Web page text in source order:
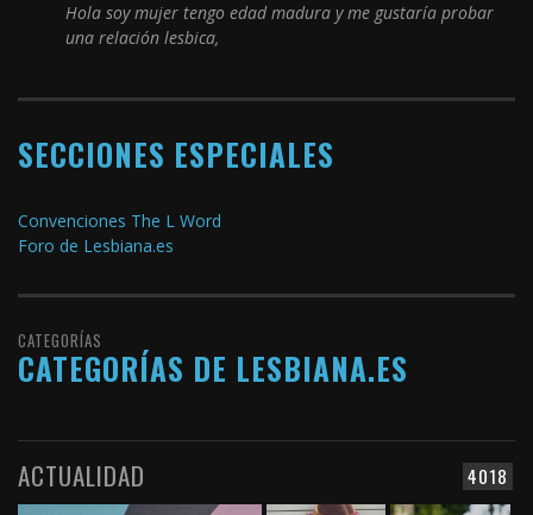
Hola soy mujer tengo edad madura y me gustaría probar
una relación lesbica,
SECCIONES ESPECIALES
Convenciones The L Word
Foro de Lesbiana.es
CATEGORÍAS
CATEGORÍAS DE LESBIANA.ES
4018
ACTUALIDAD